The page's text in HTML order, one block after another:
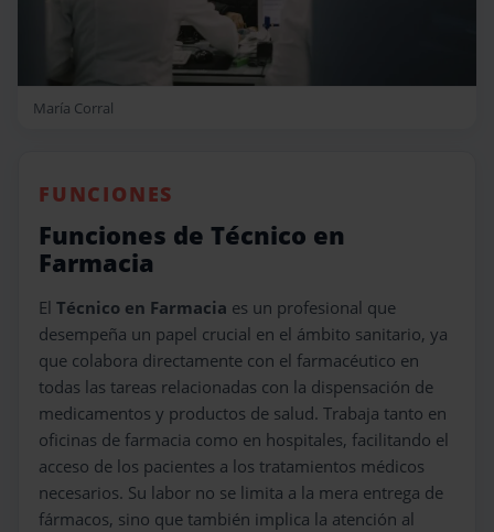
María Corral
FUNCIONES
Funciones de Técnico en
Farmacia
El Técnico en Farmacia es un profesional que
desempeña un papel crucial en el ámbito sanitario, ya
que colabora directamente con el farmacéutico en
todas las tareas relacionadas con la dispensación de
medicamentos y productos de salud. Trabaja tanto en
oficinas de farmacia como en hospitales, facilitando el
acceso de los pacientes a los tratamientos médicos
necesarios. Su labor no se limita a la mera entrega de
fármacos, sino que también implica la atención al